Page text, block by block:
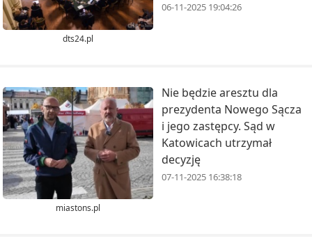
dts24.pl
06-11-2025 19:04:26
miastons.pl
Nie będzie aresztu dla
prezydenta Nowego Sącza
i jego zastępcy. Sąd w
Katowicach utrzymał
decyzję
07-11-2025 16:38:18